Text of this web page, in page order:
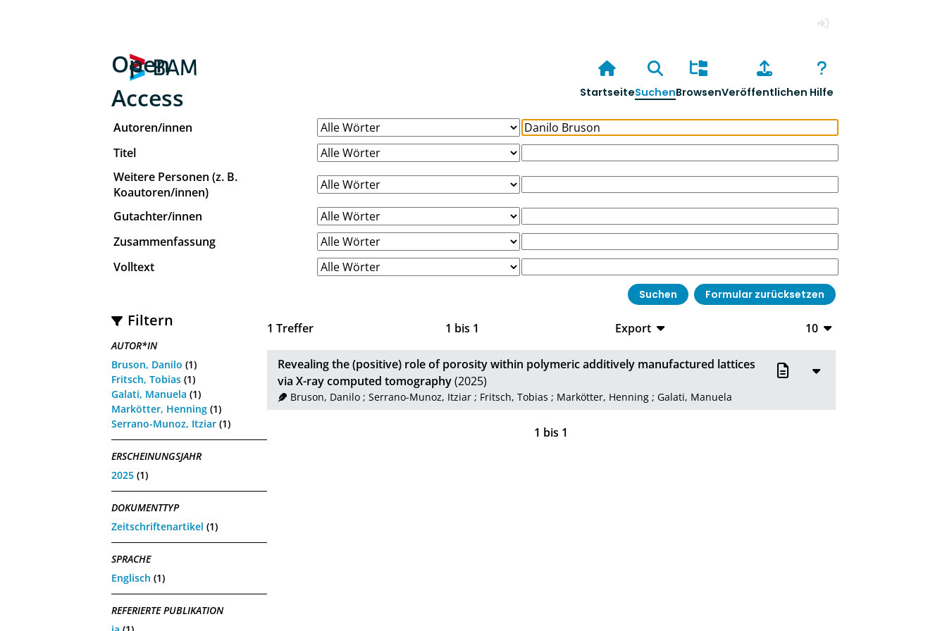
Open
Access
StartseiteSuchenBrowsenVeröffentlichen Hilfe
Autoren/innen
Titel
Weitere Personen (z. B.
Koautoren/innen)
Gutachter/innen
Zusammenfassung
Volltext
Filtern
AUTOR*IN
Bruson, Danilo (1)
Fritsch, Tobias (1)
Galati, Manuela (1)
Markötter, Henning (1)
Serrano-Munoz, Itziar (1)
ERSCHEINUNGSJAHR
2025 (1)
DOKUMENTTYP
Zeitschriftenartikel (1)
SPRACHE
Englisch (1)
REFERIERTE PUBLIKATION
1 Treffer 1 bis 1
Export
CSV
XML
10
10
20
50
Revealing the (positive) role of porosity within polymeric additively manufactured lattices
via X-ray computed tomography(2025)
Bruson, Danilo ;Serrano-Munoz, Itziar ; Fritsch, Tobias ; Markötter, Henning ; Galati, Manuela
1 bis 1